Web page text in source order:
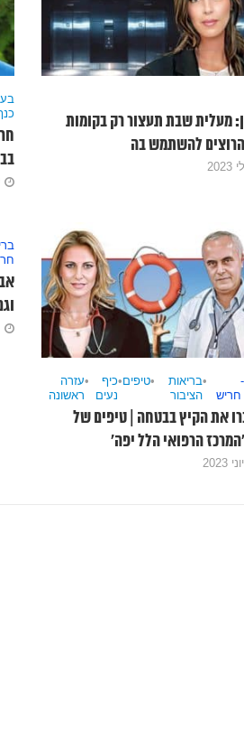
מעלית שבת תעצור רק בקומות
הרוצים להשתמש בה
חריש
•בריאות
הציבור
•טיפים•כיף
נעים
•עזרה
ראשונה
את הקיץ בבטחה | טיפים של
הרפואי הלל יפה’